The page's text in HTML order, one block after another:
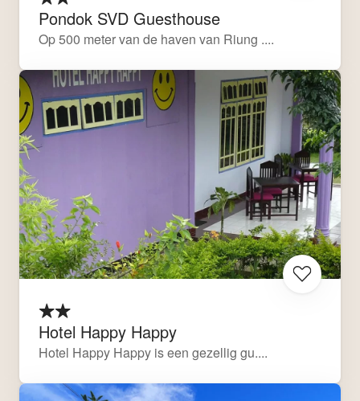
Pondok SVD Guesthouse
Op 500 meter van de haven van Riung ....
Hotel Happy Happy
Hotel Happy Happy is een gezellig gu....